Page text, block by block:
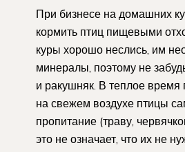
При бизнесе на домашних
кормить птиц пищевыми
куры хорошо неслись, им
минералы, поэтому не
и ракушняк. В теплое время
на свежем воздухе птицы
пропитание (траву,
это не означает, что их не